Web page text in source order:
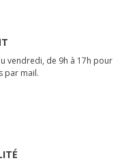
vendredi, de 9h à 17h pour
par mail.